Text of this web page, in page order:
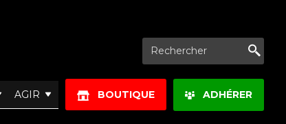
ADHÉRER
BOUTIQUE
AGIR